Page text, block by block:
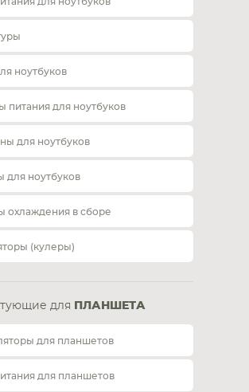
ноутбуков
питания для ноутбуков
для ноутбуков
для ноутбуков
охлаждения в сборе
(кулеры)
для ПЛАНШЕТА
для планшетов
для планшетов